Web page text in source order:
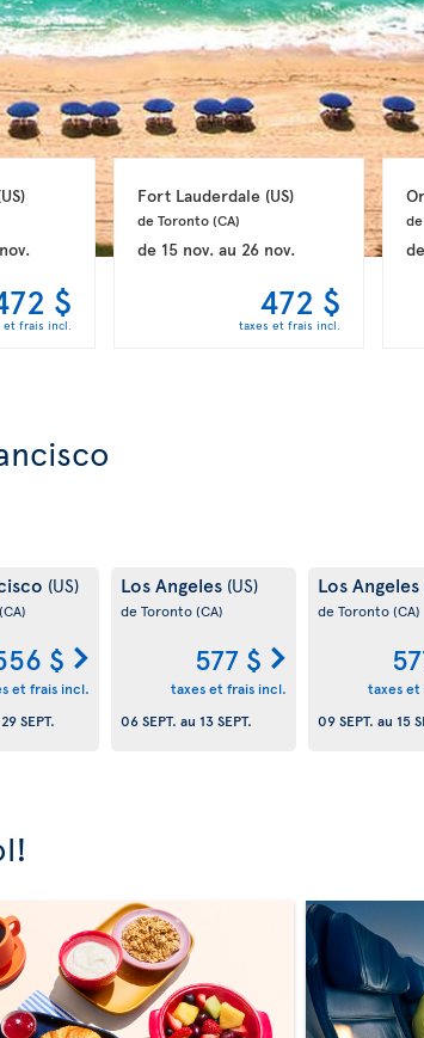
$
et frais incl.
Fort Lauderdale (US)
de Toronto (CA)
de 15 nov. au 26 nov.
472 $
taxes et frais incl.
de
(US)
(CA)
$
et frais incl.
29 SEPT.
Los Angeles (US)
de Toronto(CA)
577 $
taxes et frais incl.
06 SEPT. au 13 SEPT.
Los Angeles
de Toronto(CA)
taxes et
09 SEPT. au 15